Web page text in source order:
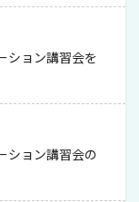
ション講習会を
ション講習会の